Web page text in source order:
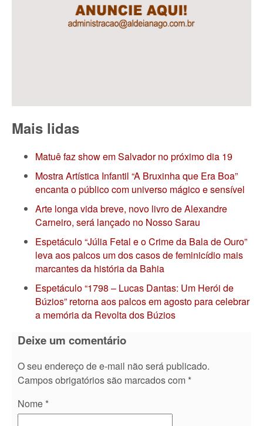
Mais lidas
Matuê faz show em Salvador no próximo dia 19
Mostra Artística Infantil “A Bruxinha que Era Boa”
encanta o público com universo mágico e sensível
Arte longa vida breve, novo livro de Alexandre
Carneiro, será lançado no Nosso Sarau
Espetáculo “Júlia Fetal e o Crime da Bala de Ouro”
leva aos palcos um dos casos de feminicídio mais
marcantes da história da Bahia
Espetáculo “1798 – Lucas Dantas: Um Herói de
Búzios” retorna aos palcos em agosto para celebrar
a memória da Revolta dos Búzios
Deixe um comentário
O seu endereço de e-mail não será publicado.
Campos obrigatórios são marcados com *
Nome *